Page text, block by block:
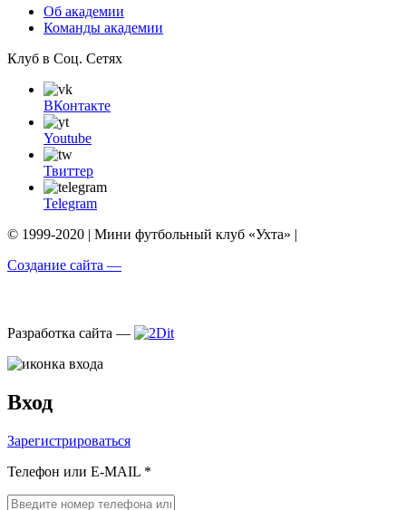
Об академии
Команды академии
Клуб в Соц. Сетях
ВКонтакте
Youtube
Твиттер
Telegram
© 1999-2020 | Мини футбольный клуб «Ухта» |
Создание сайта —
Разработка сайта —
Вход
Зарегистрироваться
Телефон или E-MAIL *